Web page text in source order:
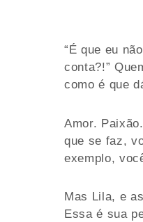
“É que eu
conta?!”
como é que
Amor.
que se faz,
exemplo,
Mas Lila, e
Essa é sua